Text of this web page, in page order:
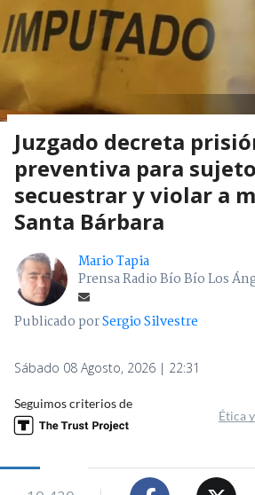
Juzgado decreta
preventiva para
secuestrar y violar a
Santa Bárbara
Mario Tapia
Prensa Radio Bío Bío Los
Publicado porSergio Silvestre
Sábado 08 Agosto, 2026 | 22:31
Seguimos criterios de
Ética